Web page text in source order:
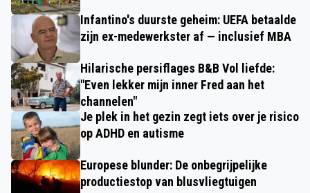
Infantino's duurste geheim: UEFA betaalde
zijn ex-medewerkster af — inclusief MBA
Hilarische persiflages B&B Vol liefde:
"Even lekker mijn inner Fred aan het
channelen"
Je plek in het gezin zegt iets over je risico
op ADHD en autisme
Europese blunder: De onbegrijpelijke
productiestop van blusvliegtuigen